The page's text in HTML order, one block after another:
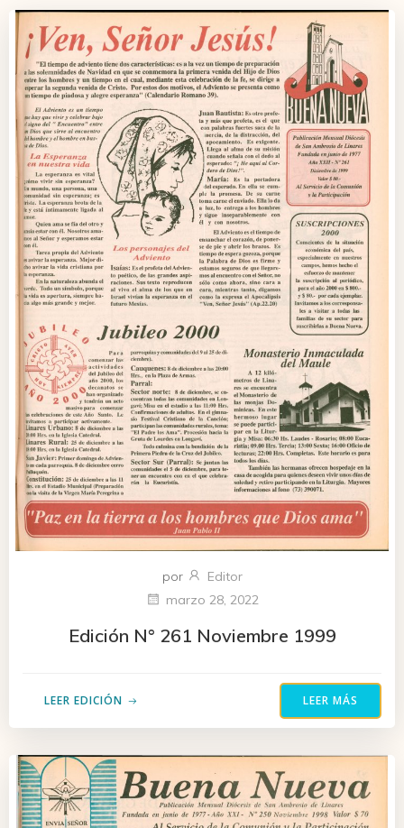
por
Editor
marzo 28, 2022
Edición N° 261 Noviembre 1999
LEER EDICIÓN LEER MÁS